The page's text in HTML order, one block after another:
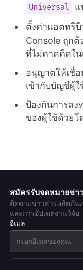
Universal แ
ตั้งค่าแอตทริบิ
Console ถูกต้
ที่ไม่คาดคิดใน
อนุญาตให้เชื่
เข้ากับบัญชีผู้ใ
ป้องกันการลง
ของผู้ใช้ด้วยโ
สมัครรับจดหมายข่า
ติดตามข่าวสารผลิตภั
และการอัปเดตงานวิจัย
อีเมล